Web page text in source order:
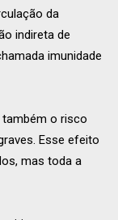
da
indireta de
imunidade
o risco
Esse efeito
mas toda a